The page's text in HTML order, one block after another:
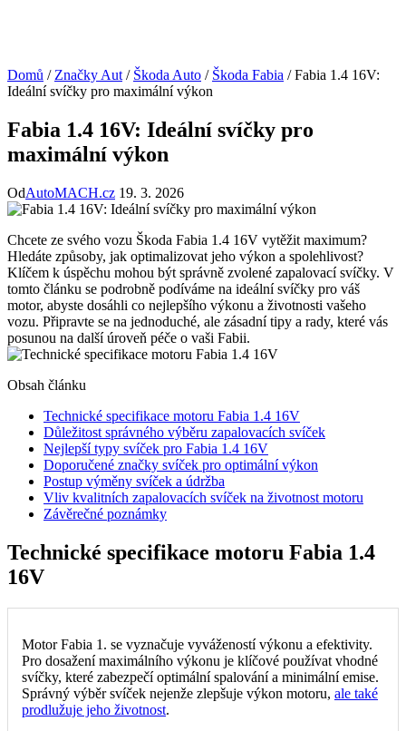
Domů / Značky Aut / Škoda Auto / Škoda Fabia / Fabia 1.4 16V:
Ideální svíčky pro maximální výkon
Fabia 1.4 16V: Ideální svíčky pro
maximální výkon
OdAutoMACH.cz 19. 3. 2026
Chcete ze svého vozu Škoda Fabia 1.4 16V vytěžit maximum?
Hledáte způsoby, jak optimalizovat jeho výkon a spolehlivost?
Klíčem k úspěchu mohou být správně zvolené zapalovací svíčky. V
tomto článku se podrobně podíváme na ideální svíčky pro váš
motor, abyste dosáhli co nejlepšího výkonu a životnosti vašeho
vozu. Připravte se na jednoduché, ale zásadní tipy a rady, které vás
posunou na další úroveň péče o vaši Fabii.
Obsah článku
Technické specifikace motoru Fabia 1.4 16V
Důležitost správného výběru zapalovacích svíček
Nejlepší typy svíček pro Fabia 1.4 16V
Doporučené značky svíček pro optimální výkon
Postup výměny svíček a údržba
Vliv kvalitních zapalovacích svíček na životnost motoru
Závěrečné poznámky
Technické specifikace motoru Fabia 1.4
16V
Motor Fabia 1. se vyznačuje vyvážeností výkonu a efektivity.
Pro dosažení maximálního výkonu je klíčové používat vhodné
svíčky, které zabezpečí optimální spalování a minimální emise.
Správný výběr svíček nejenže zlepšuje výkon motoru, ale také
prodlužuje jeho životnost.